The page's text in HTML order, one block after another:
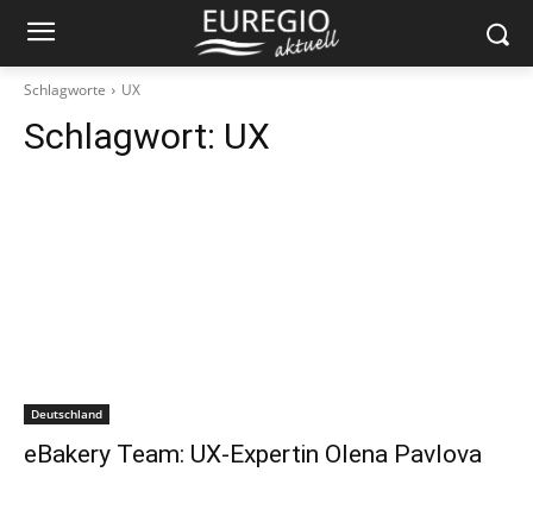
Schlagworte UX
Schlagwort: UX
Deutschland
eBakery Team: UX-Expertin Olena Pavlova